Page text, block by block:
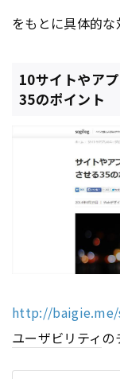
をもとに具体的な
10サイトやア
35のポイント
http://
ユーザビリティの